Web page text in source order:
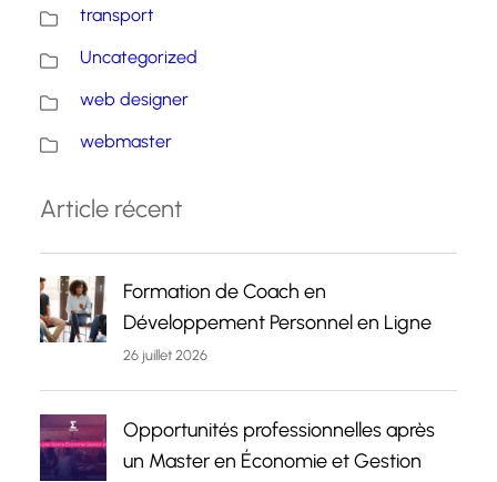
transport
Uncategorized
web designer
webmaster
Article récent
Formation de Coach en
Développement Personnel en Ligne
26 juillet 2026
Opportunités professionnelles après
un Master en Économie et Gestion